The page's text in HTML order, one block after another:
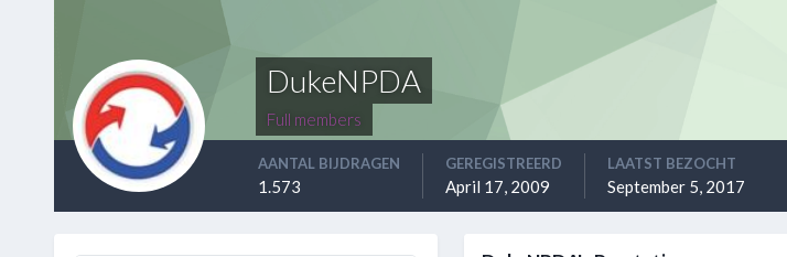
DukeNPDA
Full members
AANTAL BIJDRAGEN
1.573
GEREGISTREERD
April 17, 2009
LAATST BEZOCHT
September 5, 2017